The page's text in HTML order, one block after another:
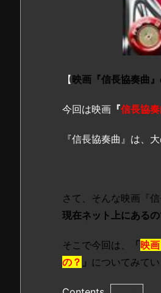
【映画『信長協奏曲
今回は映画 『信長協
『信長協奏曲』は、
さて、そんな映画『
現在ネット上にある
そこで今回は、 「映
の？ 」 についてみて